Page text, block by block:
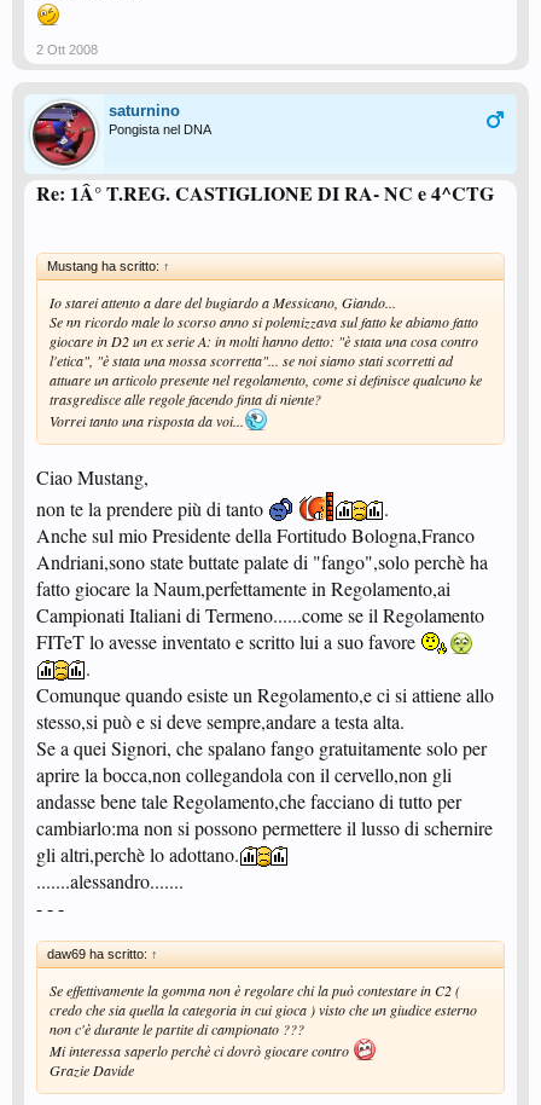
2 Ott 2008
saturnino
Pongista nel DNA
Re: 1Â° T.REG. CASTIGLIONE DI RA- NC e 4^CTG
Mustang ha scritto: ↑
Io starei attento a dare del bugiardo a Messicano, Giando...
Se nn ricordo male lo scorso anno si polemizzava sul fatto ke abiamo fatto
giocare in D2 un ex serie A: in molti hanno detto: "è stata una cosa contro
l'etica", "è stata una mossa scorretta"... se noi siamo stati scorretti ad
attuare un articolo presente nel regolamento, come si definisce qualcuno ke
trasgredisce alle regole facendo finta di niente?
Vorrei tanto una risposta da voi...
Ciao Mustang,
non te la prendere più di tanto
.
Anche sul mio Presidente della Fortitudo Bologna,Franco
Andriani,sono state buttate palate di "fango",solo perchè ha
fatto giocare la Naum,perfettamente in Regolamento,ai
Campionati Italiani di Termeno......come se il Regolamento
FITeT lo avesse inventato e scritto lui a suo favore
.
Comunque quando esiste un Regolamento,e ci si attiene allo
stesso,si può e si deve sempre,andare a testa alta.
Se a quei Signori, che spalano fango gratuitamente solo per
aprire la bocca,non collegandola con il cervello,non gli
andasse bene tale Regolamento,che facciano di tutto per
cambiarlo:ma non si possono permettere il lusso di schernire
gli altri,perchè lo adottano.
.......alessandro.......
- - -
daw69 ha scritto: ↑
Se effettivamente la gomma non è regolare chi la può contestare in C2 (
credo che sia quella la categoria in cui gioca ) visto che un giudice esterno
non c'è durante le partite di campionato ???
Mi interessa saperlo perchè ci dovrò giocare contro
Grazie Davide